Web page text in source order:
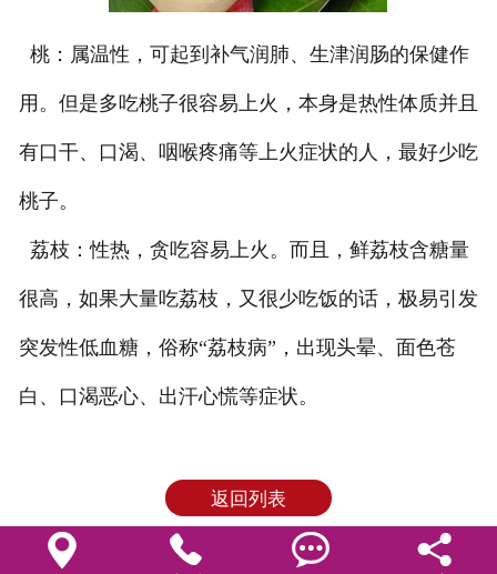
桃：属温性，可起到补气润肺、生津润肠的保健作
用。但是多吃桃子很容易上火，本身是热性体质并且
有口干、口渴、咽喉疼痛等上火症状的人，最好少吃
桃子。
荔枝：性热，贪吃容易上火。而且，鲜荔枝含糖量
很高，如果大量吃荔枝，又很少吃饭的话，极易引发
突发性低血糖，俗称“荔枝病”，出现头晕、面色苍
白、口渴恶心、出汗心慌等症状。
返回列表
   